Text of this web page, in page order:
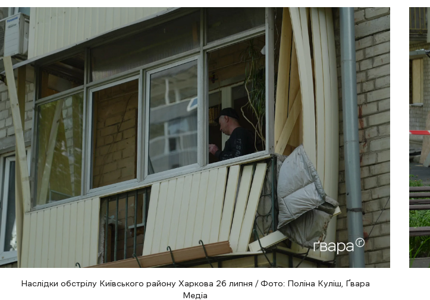
Наслідки обстрілу Київського району Харкова 26 липня / Фото: Поліна Куліш, Ґвара
Медіа